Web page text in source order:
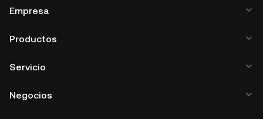
Empresa
Productos
Servicio
Negocios